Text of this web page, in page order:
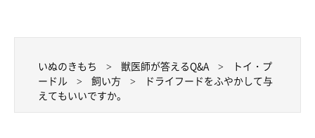
いぬのきもち 獣医師が答えるQ&A
トイ・プ
ードル
飼い方
ドライフードをふやかして与
えてもいいですか。